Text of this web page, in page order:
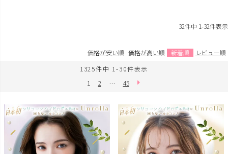
32件中 1-32件表示
価格が安い順 価格が高い順 新着順
レビュー順
1325件中 1-30件表示
1
2 … 45